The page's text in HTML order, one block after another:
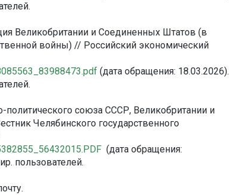
Великобритании и Соединенных Штатов (в
войны) // Российский экономический
(дата обращения: 18.03.2026).
союза СССР, Великобритании и
Челябинского государственного
(дата обращения:
пользователей.